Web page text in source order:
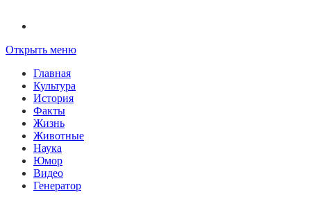
Открыть меню
Главная
Культура
История
Факты
Жизнь
Животные
Наука
Юмор
Видео
Генератор